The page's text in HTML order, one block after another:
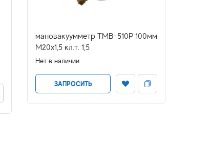
мановакуумметр ТМВ-510Р 100мм
М20х1,5 кл.т. 1,5
Нет в наличии
ЗАПРОСИТЬ